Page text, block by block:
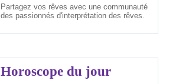
Partagez vos rêves avec une communauté
des passionnés d'interprétation des rêves.
Horoscope du jour